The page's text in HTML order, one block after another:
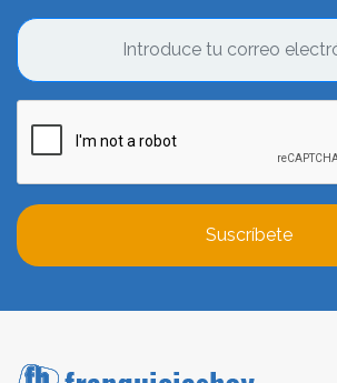
Suscríbete